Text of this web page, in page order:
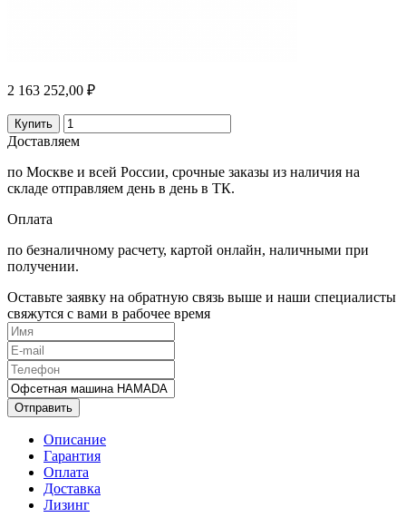
2 163 252,00 ₽
Купить
Доставляем
по Москве и всей России, срочные заказы из наличия на
складе отправляем день в день в ТК.
Оплата
по безналичному расчету, картой онлайн, наличными при
получении.
Оставьте заявку на обратную связь выше и наши специалисты
свяжутся с вами в рабочее время
Отправить
Описание
Гарантия
Оплата
Доставка
Лизинг